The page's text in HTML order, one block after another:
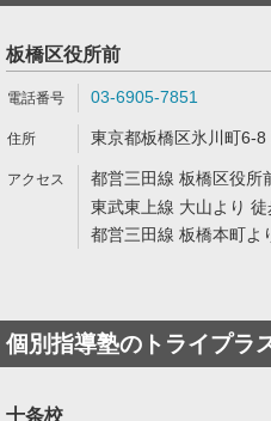
板橋区役所前
03-6905-7851
東京都板橋区氷川町6-
都営三田線 板橋区役所
東武東上線 大山より
都営三田線 板橋本町よ
個別指導塾のトライプラ
十条校